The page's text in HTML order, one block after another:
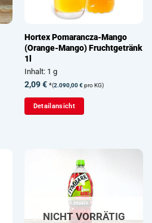
Hortex Pomarancza-Mango
(Orange-Mango) Fruchtgetränk
1l
Inhalt: 1 g
2,09€ *(2.090,00€pro KG)
Detailansicht
NICHT VORRÄTIG